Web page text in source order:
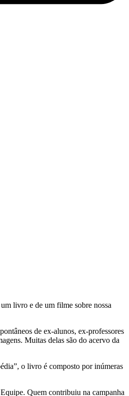
livro e de um filme sobre nossa
de ex-alunos, ex-professores
Muitas delas são do acervo da
o livro é composto por inúmeras
Quem contribuiu na campanha